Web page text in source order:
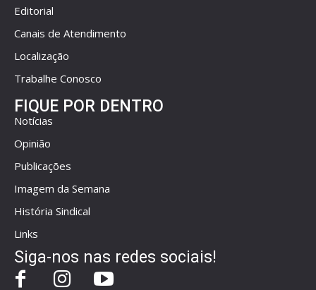
Editorial
Canais de Atendimento
Localização
Trabalhe Conosco
FIQUE POR DENTRO
Notícias
Opinião
Publicações
Imagem da Semana
História Sindical
Links
Siga-nos nas redes sociais!